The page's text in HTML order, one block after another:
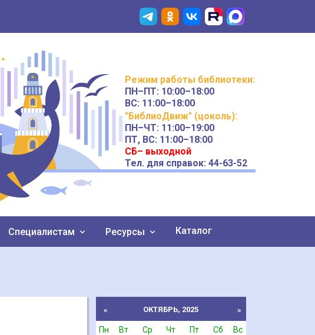
Режим работы библиотеки:
ПН–ПТ: 10:00–18:00
ВС: 11:00–18:00
"БиблиоДвиж" (цоколь):
ПН–ЧТ: 11:00–19:00
ПТ, ВС: 11:00–18:00
СБ– выходной
Тел. для справок: 44-63-52
Специалистам Ресурсы Каталог
« ОКТЯБРЬ, 2025 »
Пн Вт Ср Чт Пт Сб
Вс